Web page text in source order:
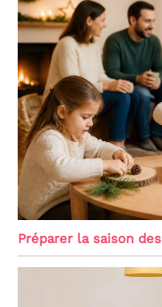
Préparer la saison